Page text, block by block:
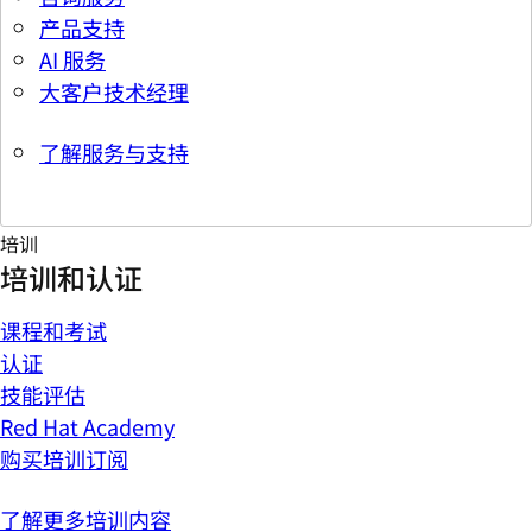
产品支持
AI 服务
大客户技术经理
了解服务与支持
培训
培训和认证
课程和考试
认证
技能评估
Red Hat Academy
购买培训订阅
了解更多培训内容